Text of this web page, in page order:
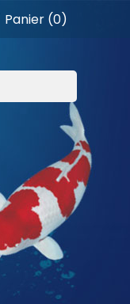
Panier (0)